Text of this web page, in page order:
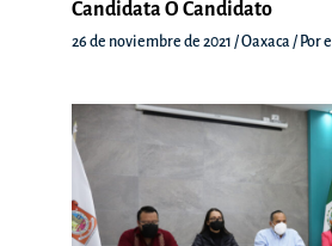
Candidata O Candidato
26 de noviembre de 2021 /Oaxaca / Por